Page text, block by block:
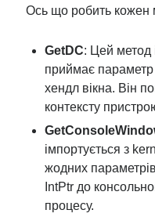
Ось що робить кожен
GetDC: Цей метод
приймає
хендл вікна. Він
контексту
імпортується з
жодних
IntPtr до
процесу.